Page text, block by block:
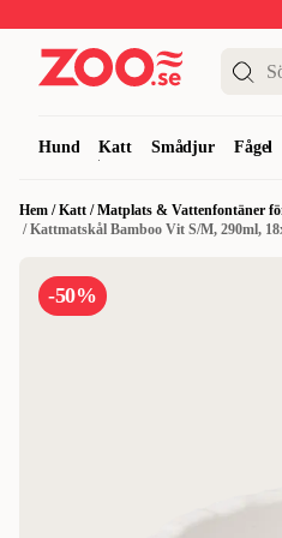
Hund Katt Smådjur Fågel
Hem /Katt /Matplats & Vattenfontäner
/Kattmatskål Bamboo Vit S/M, 290ml,
-50%